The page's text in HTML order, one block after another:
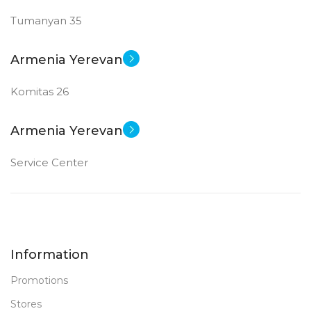
Tumanyan 35
Armenia Yerevan
Komitas 26
Armenia Yerevan
Service Center
Information
Promotions
Stores